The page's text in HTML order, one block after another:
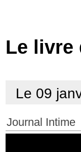
Economie
Contacts
Le livre
Le 09
Journal Intime